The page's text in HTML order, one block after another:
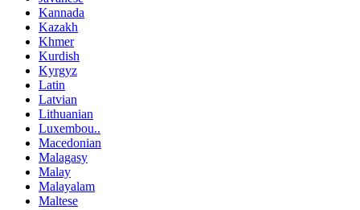
Kannada
Kazakh
Khmer
Kurdish
Kyrgyz
Latin
Latvian
Lithuanian
Luxembou..
Macedonian
Malagasy
Malay
Malayalam
Maltese